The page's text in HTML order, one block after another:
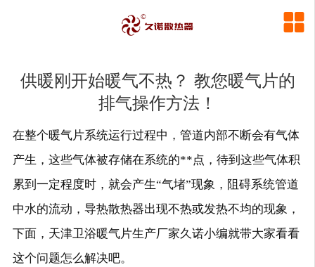

供暖刚开始暖气不热？ 教您暖气片的
排气操作方法！
在整个暖气片系统运行过程中，管道内部不断会有气体
产生，这些气体被存储在系统的**点，待到这些气体积
累到一定程度时，就会产生“气堵”现象，阻碍系统管道
中水的流动，导热散热器出现不热或发热不均的现象，
下面，天津卫浴暖气片生产厂家久诺小编就带大家看看
这个问题怎么解决吧。